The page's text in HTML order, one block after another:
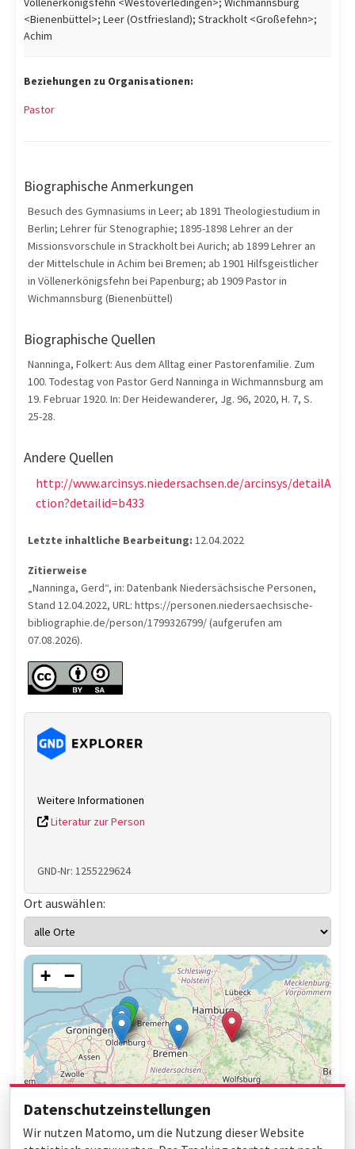
<Bienenbüttel>; Leer (Ostfriesland); Strackholt <Großefehn>;
Achim
Beziehungen zu Organisationen:
Pastor
Biographische Anmerkungen
Besuch des Gymnasiums in Leer; ab 1891 Theologiestudium in
Berlin; Lehrer für Stenographie; 1895-1898 Lehrer an der
Missionsvorschule in Strackholt bei Aurich; ab 1899 Lehrer an
der Mittelschule in Achim bei Bremen; ab 1901 Hilfsgeistlicher
in Völlenerkönigsfehn bei Papenburg; ab 1909 Pastor in
Wichmannsburg (Bienenbüttel)
Biographische Quellen
Nanninga, Folkert: Aus dem Alltag einer Pastorenfamilie. Zum
100. Todestag von Pastor Gerd Nanninga in Wichmannsburg am
19. Februar 1920. In: Der Heidewanderer, Jg. 96, 2020, H. 7, S.
25-28.
Andere Quellen
http://www.arcinsys.niedersachsen.de/arcinsys/detailA
ction?detailid=b433
Letzte inhaltliche Bearbeitung: 12.04.2022
Zitierweise
„Nanninga, Gerd“, in: Datenbank Niedersächsische Personen,
Stand 12.04.2022, URL: https://personen.niedersaechsische-
bibliographie.de/person/1799326799/ (aufgerufen am
07.08.2026).
Weitere Informationen
Literatur zur Person
GND-Nr: 1255229624
Ort auswählen:
+ −
Datenschutzeinstellungen
Wir nutzen Matomo, um die Nutzung dieser Website